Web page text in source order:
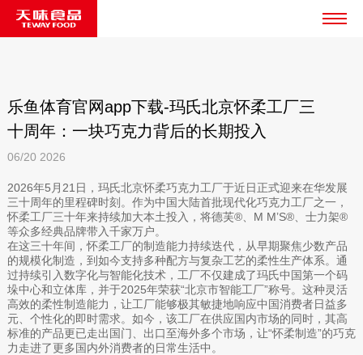
乐鱼体育官网app下载-玛氏北京怀柔工厂三
十周年：一块巧克力背后的长期投入
06/20 2026
2026年5月21日，玛氏北京怀柔巧克力工厂于近日正式迎来在华发展
三十周年的里程碑时刻。作为中国大陆首批现代化巧克力工厂之一，
怀柔工厂三十年来持续加大本土投入，将德芙®、M M’S®、士力架®
等众多经典品牌带入千家万户。
在这三十年间，怀柔工厂的制造能力持续迭代，从早期聚焦少数产品
的规模化制造，到如今支持多种配方与复杂工艺的柔性生产体系。通
过持续引入数字化与智能化技术，工厂不仅建成了玛氏中国第一个码
垛中心和立体库，并于2025年荣获“北京市智能工厂”称号。这种灵活
高效的柔性制造能力，让工厂能够极其敏捷地响应中国消费者日益多
元、个性化的即时需求。如今，该工厂在供应国内市场的同时，其高
标准的产品更已走出国门、出口至海外多个市场，让“怀柔制造”的巧克
力走进了更多国内外消费者的日常生活中。